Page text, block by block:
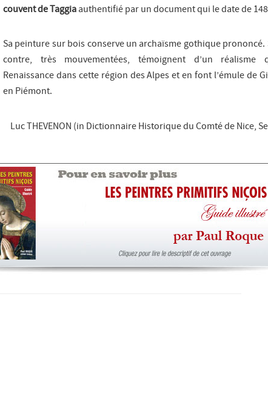
couvent de Taggia authentifié par un document qui le date de
Sa peinture sur bois conserve un archaïsme gothique prononcé.
contre, très mouvementées, témoignent d’un réalisme
Renaissance dans cette région des Alpes et en font l’émule de
en Piémont.
Luc THEVENON (in Dictionnaire Historique du Comté de Nice,